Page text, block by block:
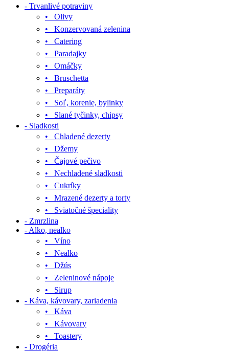
- Trvanlivé potraviny
• Olivy
• Konzervovaná zelenina
• Catering
• Paradajky
• Omáčky
• Bruschetta
• Preparáty
• Soľ, korenie, bylinky
• Slané tyčinky, chipsy
- Sladkosti
• Chladené dezerty
• Džemy
• Čajové pečivo
• Nechladené sladkosti
• Cukríky
• Mrazené dezerty a torty
• Sviatočné špeciality
- Zmrzlina
- Alko, nealko
• Víno
• Nealko
• Džús
• Zeleninové nápoje
• Sirup
- Káva, kávovary, zariadenia
• Káva
• Kávovary
• Toastery
- Drogéria